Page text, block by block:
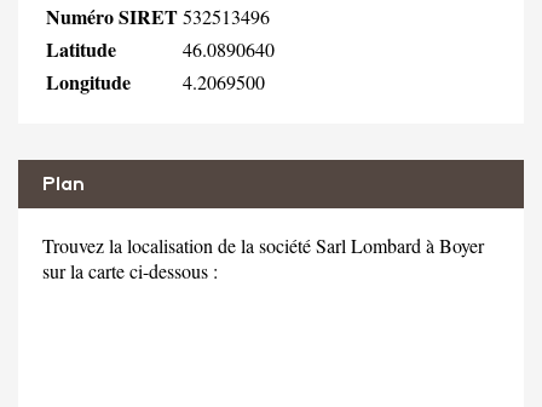
Numéro SIRET532513496
Latitude 46.0890640
Longitude 4.2069500
Plan
Trouvez la localisation de la société Sarl Lombard à Boyer
sur la carte ci-dessous :